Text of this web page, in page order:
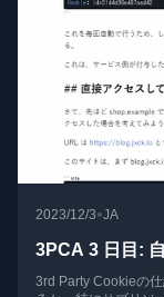
2023/12/3•JA
3PCA 3 日目:
3rd Party Cookieの